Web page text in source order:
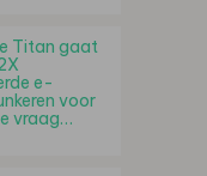
Titan gaat
e-
voor
vraag…